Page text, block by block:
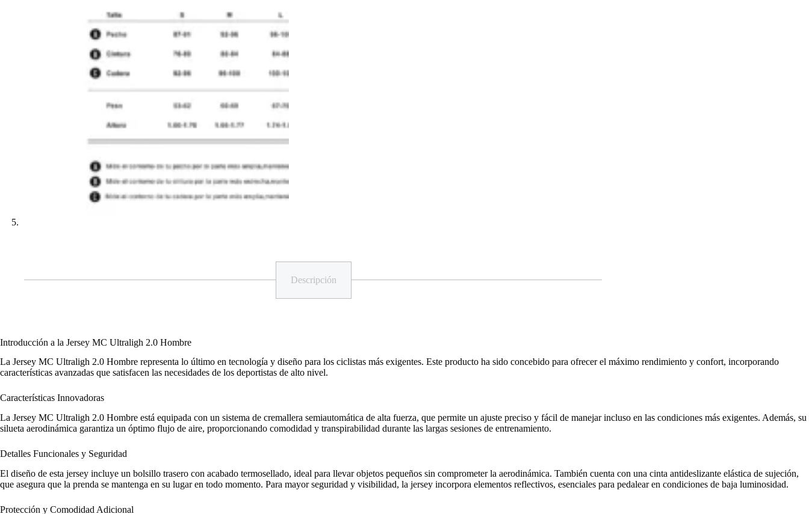
Descripción
Introducción a la Jersey MC Ultraligh 2.0 Hombre
La Jersey MC Ultraligh 2.0 Hombre representa lo último en tecnología y diseño para los ciclistas más exigentes. Este producto ha sido concebido para ofrecer el máximo rendimiento y confort, incorporando
características avanzadas que satisfacen las necesidades de los deportistas de alto nivel.
Características Innovadoras
La Jersey MC Ultraligh 2.0 Hombre está equipada con un sistema de cremallera semiautomática de alta fuerza, que permite un ajuste preciso y fácil de manejar incluso en las condiciones más exigentes. Además, su
silueta aerodinámica garantiza un óptimo flujo de aire, proporcionando comodidad y transpirabilidad durante las largas sesiones de entrenamiento.
Detalles Funcionales y Seguridad
El diseño de esta jersey incluye un bolsillo trasero con acabado termosellado, ideal para llevar objetos pequeños sin comprometer la aerodinámica. También cuenta con una cinta antideslizante elástica de sujeción,
que asegura que la prenda se mantenga en su lugar en todo momento. Para mayor seguridad y visibilidad, la jersey incorpora elementos reflectivos, esenciales para pedalear en condiciones de baja luminosidad.
Protección y Comodidad Adicional